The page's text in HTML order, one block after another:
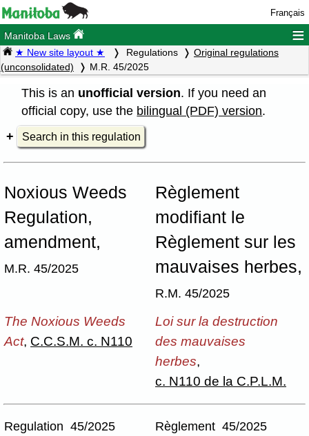
Français
Manitoba Laws ≡
★ New site layout ★ Regulations
Original regulations
(unconsolidated)
M.R. 45/2025
This is an unofficial version. If you need an
official copy, use the bilingual (PDF) version.
Search in this regulation
Noxious Weeds
Regulation,
amendment,
M.R. 45/2025
Règlement
modifiant le
Règlement sur les
mauvaises herbes,
R.M. 45/2025
The Noxious Weeds
Act, C.C.S.M. c. N110
Loi sur la destruction
des mauvaises
herbes,
c. N110 de la C.P.L.M.
Regulation 45/2025
Règlement 45/2025